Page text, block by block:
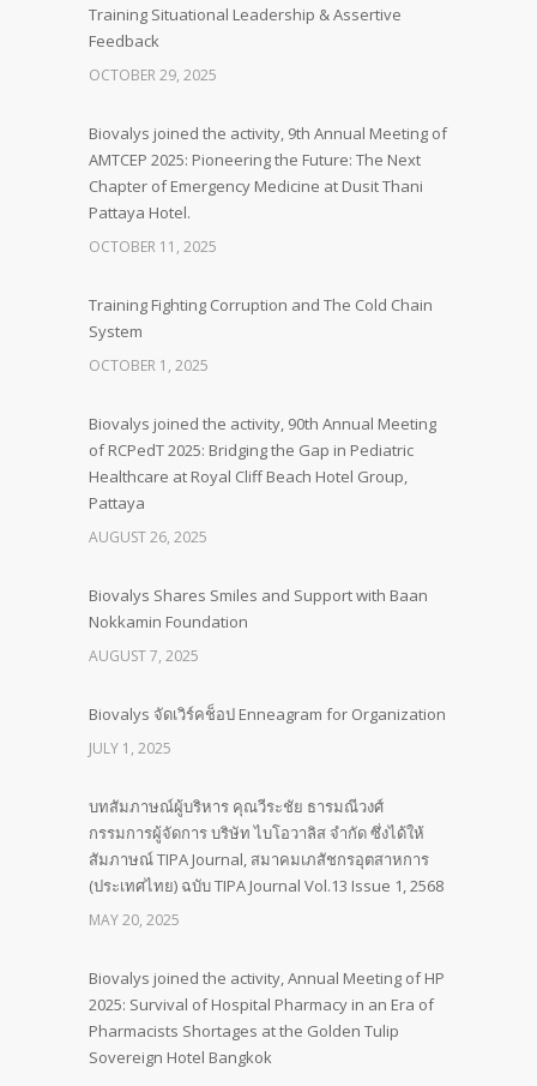
Training Situational Leadership & Assertive
Feedback
OCTOBER 29, 2025
Biovalys joined the activity, 9th Annual Meeting of
AMTCEP 2025: Pioneering the Future: The Next
Chapter of Emergency Medicine at Dusit Thani
Pattaya Hotel.
OCTOBER 11, 2025
Training Fighting Corruption and The Cold Chain
System
OCTOBER 1, 2025
Biovalys joined the activity, 90th Annual Meeting
of RCPedT 2025: Bridging the Gap in Pediatric
Healthcare at Royal Cliff Beach Hotel Group,
Pattaya
AUGUST 26, 2025
Biovalys Shares Smiles and Support with Baan
Nokkamin Foundation
AUGUST 7, 2025
Biovalys จัดเวิร์คช็อป Enneagram for Organization
JULY 1, 2025
บทสัมภาษณ์ผู้บริหาร คุณวีระชัย ธารมณีวงศ์
กรรมการผู้จัดการ บริษัท ไบโอวาลิส จำกัด ซึ่งได้ให้
สัมภาษณ์ TIPA Journal, สมาคมเภสัชกรอุตสาหการ
(ประเทศไทย) ฉบับ TIPA Journal Vol.13 Issue 1, 2568
MAY 20, 2025
Biovalys joined the activity, Annual Meeting of HP
2025: Survival of Hospital Pharmacy in an Era of
Pharmacists Shortages at the Golden Tulip
Sovereign Hotel Bangkok